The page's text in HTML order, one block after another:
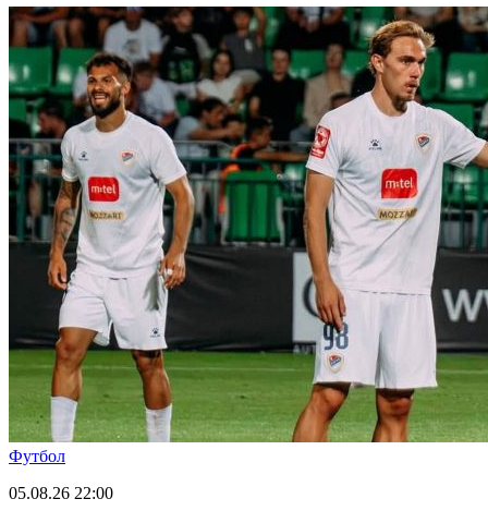
Футбол
05.08.26 22:00